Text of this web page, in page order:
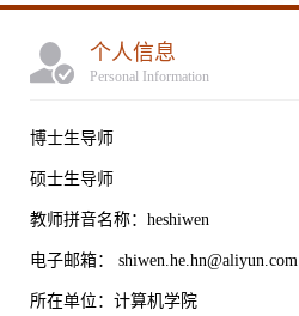
个人信息
Personal Information
博士生导师
硕士生导师
教师拼音名称：heshiwen
电子邮箱： shiwen.he.hn@aliyun.com
所在单位：计算机学院